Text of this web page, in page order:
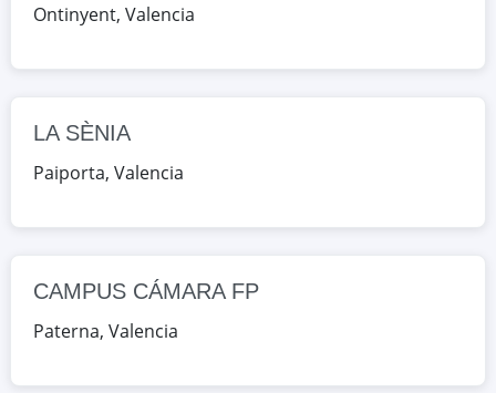
Google Maps
CAMPUS CÁMARA FP
Valencia, España
CL CERVANTES 3, Quart de Poblet,
Valencia, España
Ontinyent, Valencia
LA SÈNIA
Paiporta, Valencia
CAMPUS CÁMARA FP
Paterna, Valencia